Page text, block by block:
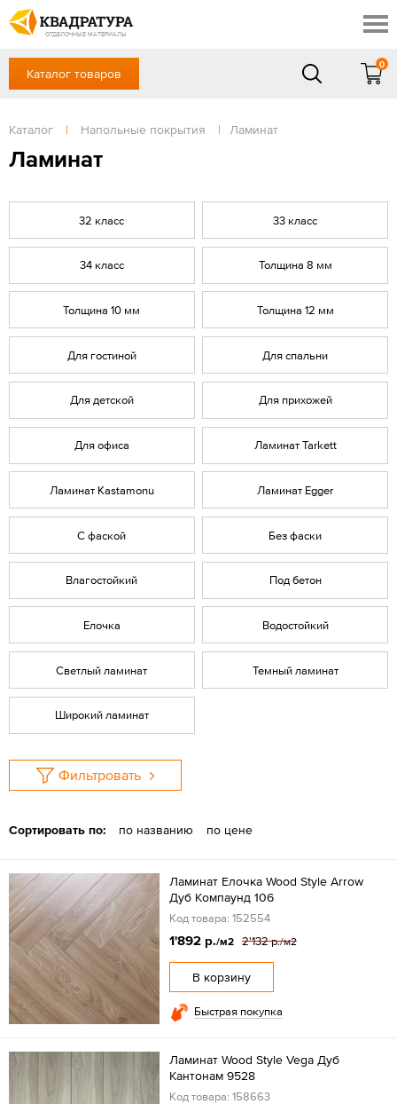
ОТДЕЛОЧНЫЕ МАТЕРИАЛЫ
Скидки
Акции
Готовые решения
Доставка и оплата
Отзывы
+7 (863) 309-13-16
Сб, Вс — выходной
ЗАКАЗАТЬ ЗВОНОК
Каталог товаров
0
Каталог | Напольные покрытия | Ламинат
Ламинат
32 класс 33 класс
34 класс Толщина 8 мм
Толщина 10 мм Толщина 12 мм
Для гостиной Для спальни
Для детской Для прихожей
Для офиса Ламинат Tarkett
Ламинат Kastamonu Ламинат Egger
С фаской Без фаски
Влагостойкий Под бетон
Елочка Водостойкий
Светлый ламинат Темный ламинат
Широкий ламинат
Фильтровать
Сортировать по: по названию по цене
Ламинат Елочка Wood Style Arrow
Дуб Компаунд 106
Код товара: 152554
1'892 р./м2 2'132 р./м2
В корзину
Быстрая покупка
Ламинат Wood Style Vega Дуб
Кантонам 9528
Код товара: 158663